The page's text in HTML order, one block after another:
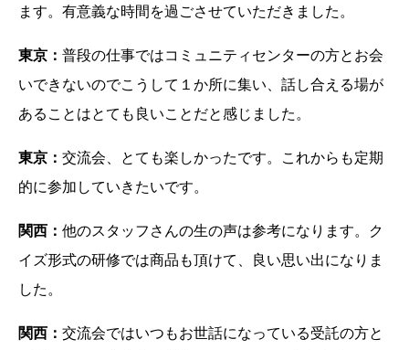
ます。有意義な時間を過ごさせていただきました。
東京： 普段の仕事ではコミュニティセンターの方とお会
いできないのでこうして１か所に集い、話し合える場が
あることはとても良いことだと感じました。
東京： 交流会、とても楽しかったです。これからも定期
的に参加していきたいです。
関西： 他のスタッフさんの生の声は参考になります。ク
イズ形式の研修では商品も頂けて、良い思い出になりま
した。
関西： 交流会ではいつもお世話になっている受託の方と